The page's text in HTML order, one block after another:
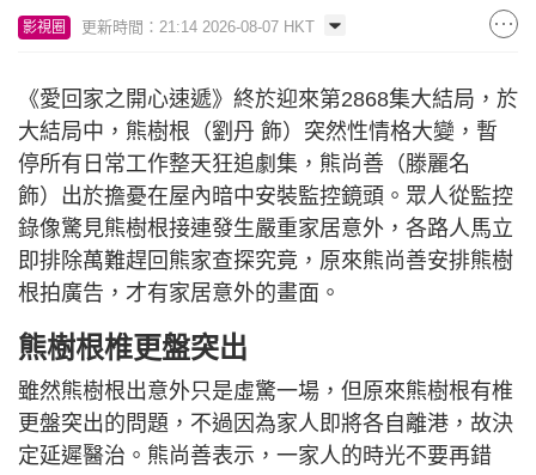
影視圈 更新時間：21:14 2026-08-07 HKT
《愛回家之開心速遞》終於迎來第2868集大結局，於
大結局中，熊樹根（劉丹 飾）突然性情格大變，暫
停所有日常工作整天狂追劇集，熊尚善（滕麗名
飾）出於擔憂在屋內暗中安裝監控鏡頭。眾人從監控
錄像驚見熊樹根接連發生嚴重家居意外，各路人馬立
即排除萬難趕回熊家查探究竟，原來熊尚善安排熊樹
根拍廣告，才有家居意外的畫面。
熊樹根椎更盤突出
雖然熊樹根出意外只是虛驚一場，但原來熊樹根有椎
更盤突出的問題，不過因為家人即將各自離港，故決
定延遲醫治。熊尚善表示，一家人的時光不要再錯